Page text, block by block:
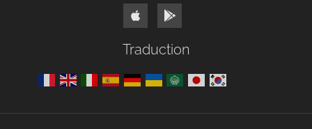
Traduction